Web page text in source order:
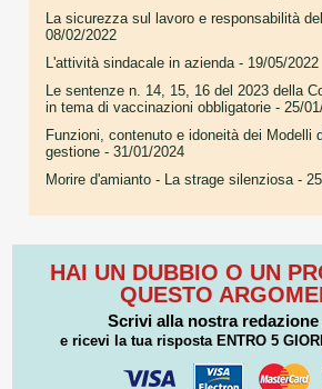
La sicurezza sul lavoro e responsabilità
08/02/2022
L'attività sindacale in azienda - 19/05/2022
Le sentenze n. 14, 15, 16 del 2023 della
in tema di vaccinazioni obbligatorie - 25/
Funzioni, contenuto e idoneità dei Modelli
gestione - 31/01/2024
Morire d'amianto - La strage silenziosa -
HAI UN DUBBIO O UN
QUESTO
Scrivi alla nostra
e ricevi la tua risposta ENTRO 5